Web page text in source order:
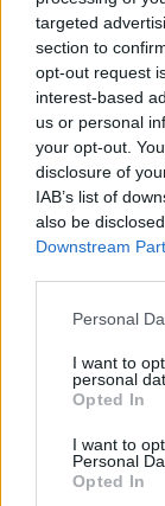
targeted
section to
opt-out request
interest-based
us or personal
your opt-out.
disclosure of
IAB’s list of
also be
Downstream
Please note
not limited to
grant or deny
use your data
consent section.
Personal
I want to
personal
Opted In
I want to
Personal
Opted In
Sinéad
tehető, mikor
nyáron arról
öngyilkosság
után nyílt
hét után már
viszont mégis
dugtak egy
Mindezek
hisztérikus,
Twitteren,
mivel állítólag
szóló
hogy az
bokája.